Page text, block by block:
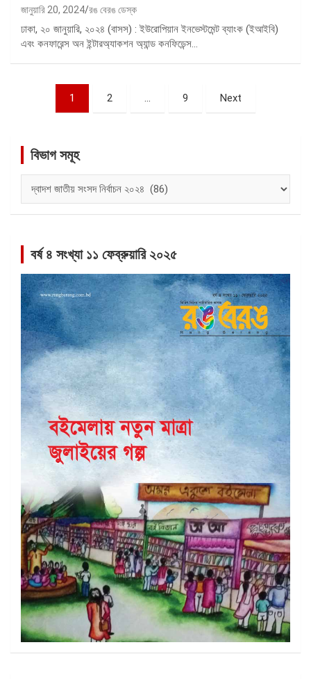
জানুয়ারি 20, 2024 রঙ বেরঙ ডেস্ক
ঢাকা, ২০ জানুয়ারি, ২০২৪ (বাসস) : ইউরোপিয়ান ইনভেস্টমেন্ট ব্যাংক (ইআইবি)
এবং কনফারেন্স অন ইন্টারঅ্যাকশন অ্যান্ড কনফিডেন্স…
ন্যাভিগেশন
1 2 … 9 Next
বিভাগ সমূহ
সমূহ
বর্ষ ৪ সংখ্যা ১১ ফেব্রুয়ারি ২০২৫